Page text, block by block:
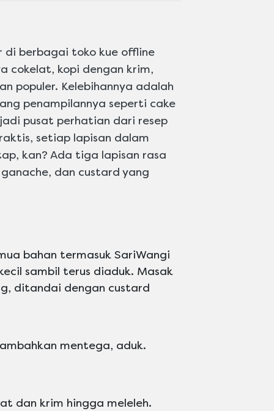
di berbagai toko kue offline
cokelat, kopi dengan krim,
populer. Kelebihannya adalah
penampilannya seperti cake
pusat perhatian dari resep
setiap lapisan dalam
kan? Ada tiga lapisan rasa
dan custard yang
bahan termasuk SariWangi
sambil terus diaduk. Masak
ditandai dengan custard
mentega, aduk.
dan krim hingga meleleh.